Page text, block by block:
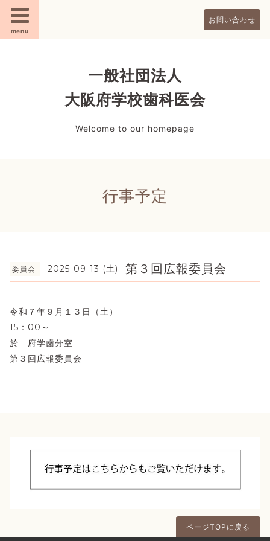
menu
お問い合わせ
一般社団法人
大阪府学校歯科医会
Welcome to our homepage
行事予定
委員会 2025-09-13 (土) 第３回広報委員会
令和７年９月１３日（土）
15：00～
於 府学歯分室
第３回広報委員会
ページTOPに戻る